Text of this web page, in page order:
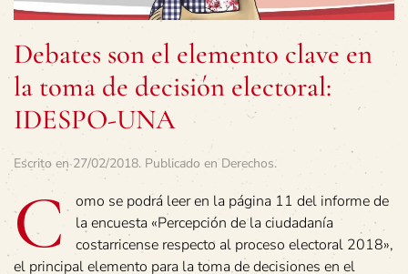
Debates son el elemento clave en
la toma de decisión electoral:
IDESPO-UNA
Escrito en27/02/2018. Publicado en Derechos.
C
omo se podrá leer en la página 11 del informe de
la encuesta «Percepción de la ciudadanía
costarricense respecto al proceso electoral 2018»,
el principal elemento para la toma de decisiones en el